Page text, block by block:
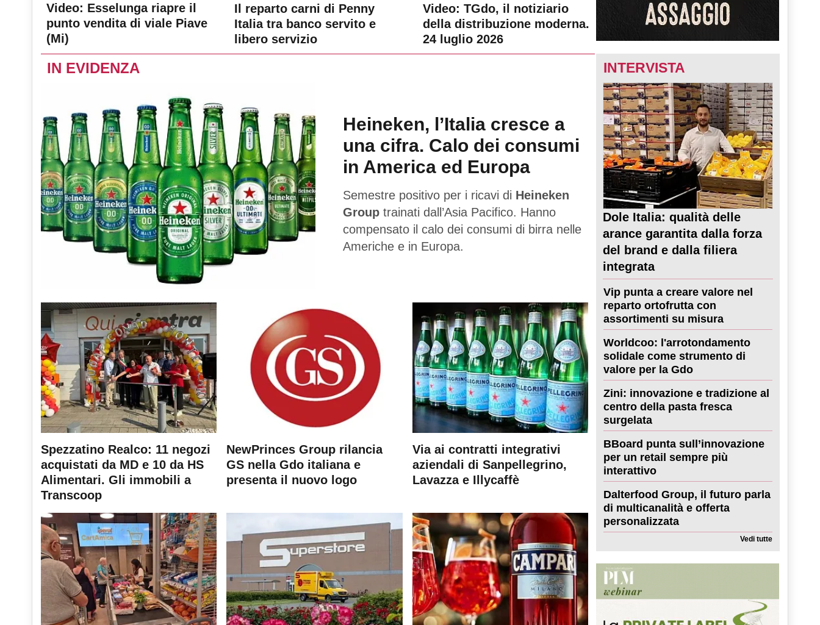
Video: Esselunga riapre il
punto vendita di viale Piave
(Mi)
Il reparto carni di Penny
Italia tra banco servito e
libero servizio
Video: TGdo, il notiziario
della distribuzione moderna.
24 luglio 2026
IN EVIDENZA
Heineken, l’Italia cresce a
una cifra. Calo dei consumi
in America ed Europa
Semestre positivo per i ricavi di Heineken
Group trainati dall’Asia Pacifico. Hanno
compensato il calo dei consumi di birra nelle
Americhe e in Europa.
Spezzatino Realco: 11 negozi
acquistati da MD e 10 da HS
Alimentari. Gli immobili a
Transcoop
NewPrinces Group rilancia
GS nella Gdo italiana e
presenta il nuovo logo
Via ai contratti integrativi
aziendali di Sanpellegrino,
Lavazza e Illycaffè
INTERVISTA
Dole Italia: qualità delle
arance garantita dalla forza
del brand e dalla filiera
integrata
Vip punta a creare valore nel
reparto ortofrutta con
assortimenti su misura
Worldcoo: l'arrotondamento
solidale come strumento di
valore per la Gdo
Zini: innovazione e tradizione al
centro della pasta fresca
surgelata
BBoard punta sull’innovazione
per un retail sempre più
interattivo
Dalterfood Group, il futuro parla
di multicanalità e offerta
personalizzata
Vedi tutte